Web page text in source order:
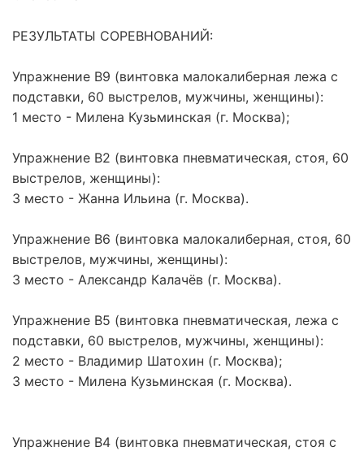
РЕЗУЛЬТАТЫ СОРЕВНОВАНИЙ:
Упражнение В9 (винтовка малокалиберная лежа с
подставки, 60 выстрелов, мужчины, женщины):
1 место - Милена Кузьминская (г. Москва);
Упражнение В2 (винтовка пневматическая, стоя, 60
выстрелов, женщины):
3 место - Жанна Ильина (г. Москва).
Упражнение В6 (винтовка малокалиберная, стоя, 60
выстрелов, мужчины, женщины):
3 место - Александр Калачёв (г. Москва).
Упражнение В5 (винтовка пневматическая, лежа с
подставки, 60 выстрелов, мужчины, женщины):
2 место - Владимир Шатохин (г. Москва);
3 место - Милена Кузьминская (г. Москва).
Упражнение В4 (винтовка пневматическая, стоя с